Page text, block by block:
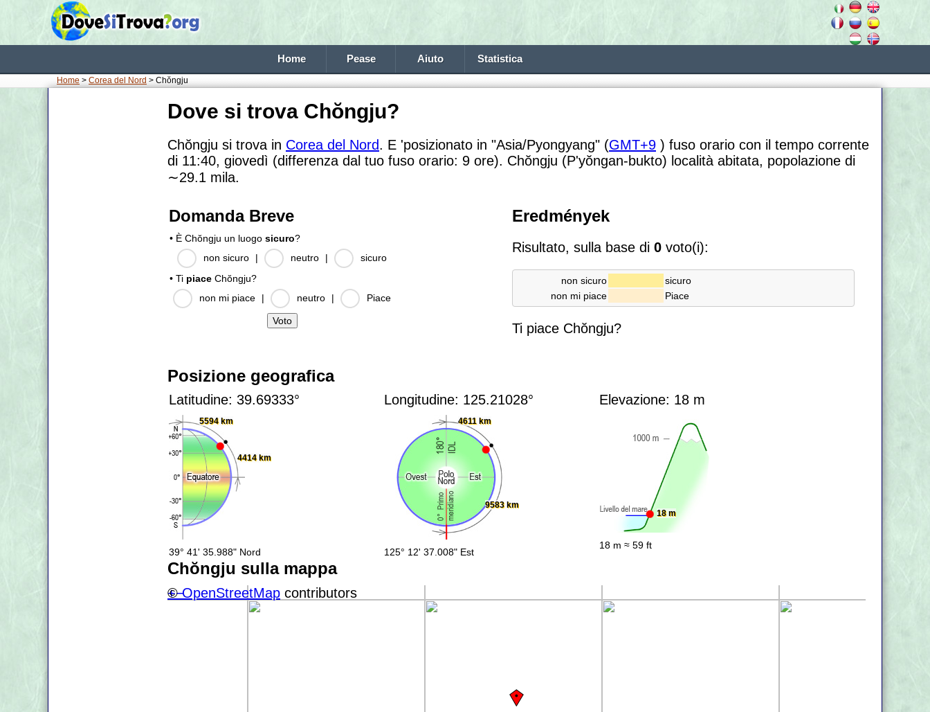
Home Pease Aiuto Statistica
Home > Corea del Nord > Chŏngju
Dove si trova Chŏngju?
Chŏngju si trova in Corea del Nord. E 'posizionato in "Asia/Pyongyang" (GMT+9 ) fuso orario con il tempo corrente
di 11:40, giovedì (differenza dal tuo fuso orario: 9 ore). Chŏngju (P'yŏngan-bukto) località abitata, popolazione di
∼29.1 mila.
Domanda Breve
• È Chŏngju un luogo sicuro?
non sicuro
| neutro |
sicuro
• Ti piace Chŏngju?
non mi piace
| neutro | Piace
Eredmények
Risultato, sulla base di0 voto(i):
non sicuro
sicuro
non mi piace
Piace
Ti piace Chŏngju?
Posizione geografica
Latitudine: 39.69333°
5594 km
4414 km
39° 41' 35.988" Nord
Longitudine: 125.21028°
9583 km
4611 km
125° 12' 37.008" Est
Elevazione: 18 m
18 m
18 m ≈ 59 ft
Chŏngju sulla mappa
+−
©OpenStreetMap contributors